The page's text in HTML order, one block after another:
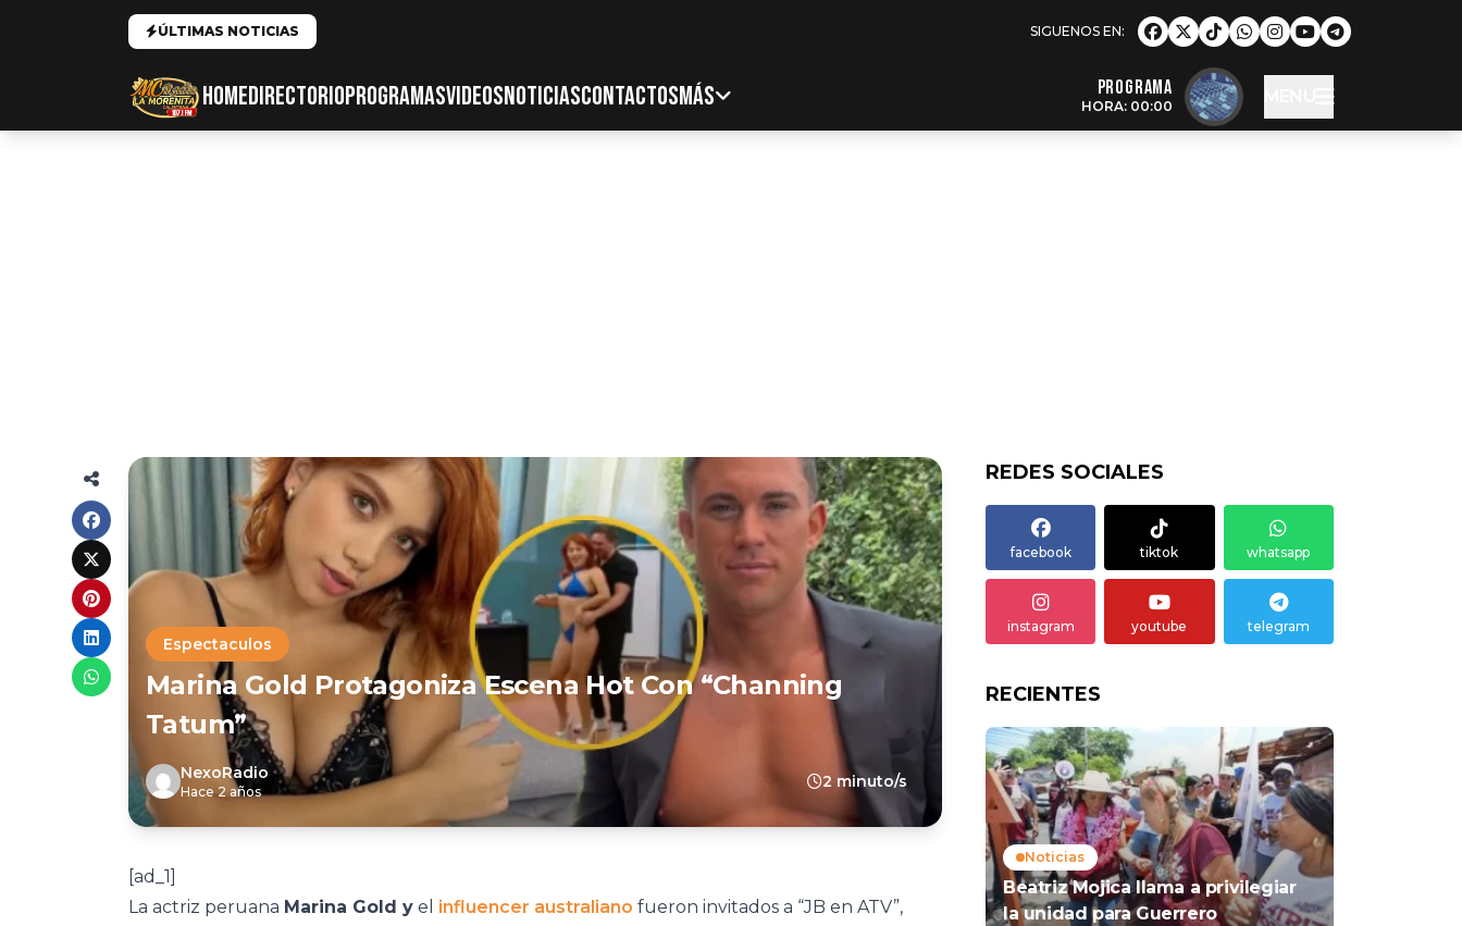
ÚLTIMAS NOTICIAS
HOMEDIRECTORIOPROGRAMASVIDEOSNOTICIASCONTACTOSMÁS Programa
HORA: 00:00
Espectaculos
Marina Gold Protagoniza Escena Hot Con “Channing
Tatum”
NexoRadio
Hace 2 años
2 minuto/s
[ad_1]
La actriz peruana Marina Gold y el influencer australiano fueron invitados a “JB en ATV”,
REDES SOCIALES
facebook tiktok whatsapp
instagram youtube telegram
RECIENTES
Noticias
Beatriz Mojica llama a privilegiar
la unidad para Guerrero